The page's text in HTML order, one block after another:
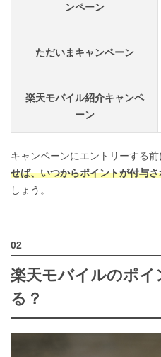
ンペーン
ただいまキャンペーン
楽天モバイル紹介キャンペ
ーン
キャンペーンにエントリーする前
せば、いつからポイントが付与
しょう。
楽天モバイルのポ
る？